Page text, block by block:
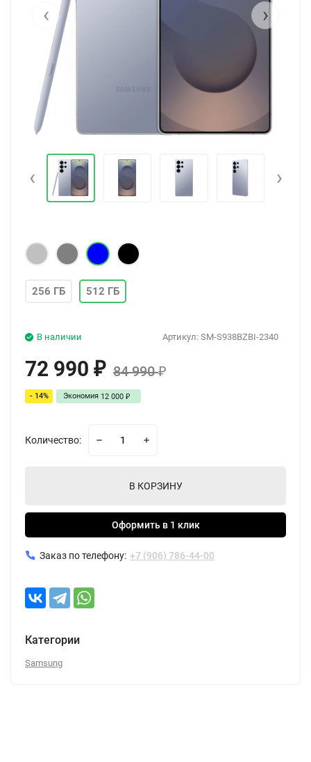
‹ ›
‹ ›
256 ГБ 512 ГБ
Артикул: SM-S938BZBI-2340
В наличии
72 990 ₽ 84 990₽
- 14% Экономия 12 000 ₽
Количество:
В КОРЗИНУ
Оформить в 1 клик
Заказ по телефону: +7 (906) 786-44-00
Категории
Samsung